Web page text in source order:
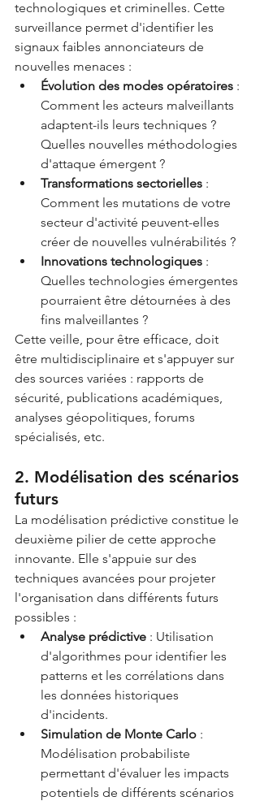
technologiques et criminelles. Cette
surveillance permet d'identifier les
signaux faibles annonciateurs de
nouvelles menaces :
Évolution des modes opératoires :
Comment les acteurs malveillants
adaptent-ils leurs techniques ?
Quelles nouvelles méthodologies
d'attaque émergent ?
Transformations sectorielles :
Comment les mutations de votre
secteur d'activité peuvent-elles
créer de nouvelles vulnérabilités ?
Innovations technologiques :
Quelles technologies émergentes
pourraient être détournées à des
fins malveillantes ?
Cette veille, pour être efficace, doit
être multidisciplinaire et s'appuyer sur
des sources variées : rapports de
sécurité, publications académiques,
analyses géopolitiques, forums
spécialisés, etc.
2. Modélisation des scénarios
futurs
La modélisation prédictive constitue le
deuxième pilier de cette approche
innovante. Elle s'appuie sur des
techniques avancées pour projeter
l'organisation dans différents futurs
possibles :
Analyse prédictive : Utilisation
d'algorithmes pour identifier les
patterns et les corrélations dans
les données historiques
d'incidents.
Simulation de Monte Carlo :
Modélisation probabiliste
permettant d'évaluer les impacts
potentiels de différents scénarios